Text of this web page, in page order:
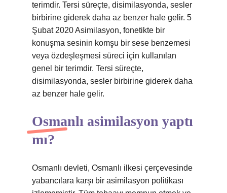
terimdir. Tersi süreçte, disimilasyonda, sesler
birbirine giderek daha az benzer hale gelir. 5
Şubat 2020 Asimilasyon, fonetikte bir
konuşma sesinin komşu bir sese benzemesi
veya özdeşleşmesi süreci için kullanılan
genel bir terimdir. Tersi süreçte,
disimilasyonda, sesler birbirine giderek daha
az benzer hale gelir.
Osmanlı asimilasyon yaptı
mı?
Osmanlı devleti, Osmanlı ilkesi çerçevesinde
yabancılara karşı bir asimilasyon politikası